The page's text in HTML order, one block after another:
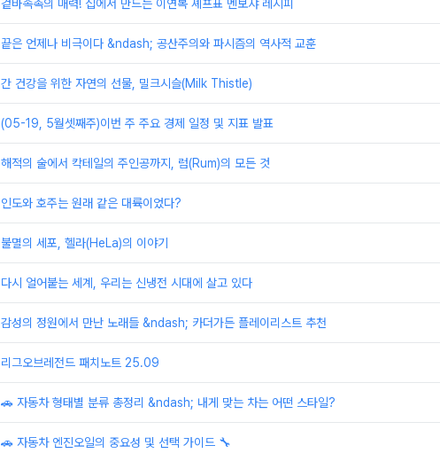
겉바속촉의 매력! 집에서 만드는 이연복 셰프표 멘보샤 레시피
끝은 언제나 비극이다 &ndash; 공산주의와 파시즘의 역사적 교훈
간 건강을 위한 자연의 선물, 밀크시슬(Milk Thistle)
(05-19, 5월셋째주)이번 주 주요 경제 일정 및 지표 발표
해적의 술에서 칵테일의 주인공까지, 럼(Rum)의 모든 것
인도와 호주는 원래 같은 대륙이었다?
불멸의 세포, 헬라(HeLa)의 이야기
다시 얼어붙는 세계, 우리는 신냉전 시대에 살고 있다
감성의 정원에서 만난 노래들 &ndash; 카더가든 플레이리스트 추천
리그오브레전드 패치노트 25.09
🚗 자동차 형태별 분류 총정리 &ndash; 내게 맞는 차는 어떤 스타일?
🚗 자동차 엔진오일의 중요성 및 선택 가이드 🔧